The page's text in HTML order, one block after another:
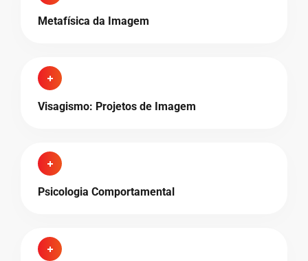
Metafísica da Imagem
Visagismo: Projetos de Imagem
Psicologia Comportamental